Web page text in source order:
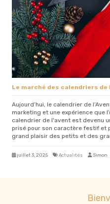
Le marché des calendriers
Aujourd’hui, le calendrier de
marketing et une expérience que
calendrier de l'avent est devenu
prisé pour son caractère festif et
grand plaisir des petits et des
juillet 3, 2025 Actualités Simon